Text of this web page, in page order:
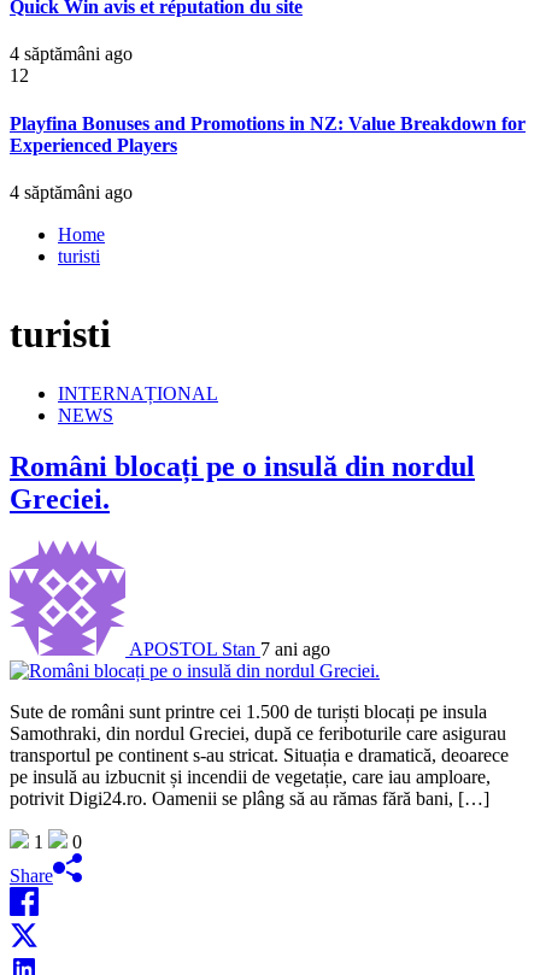
Quick Win avis et réputation du site
4 săptămâni ago
12
Playfina Bonuses and Promotions in NZ: Value Breakdown for
Experienced Players
4 săptămâni ago
Home
turisti
turisti
INTERNAȚIONAL
NEWS
Români blocați pe o insulă din nordul
Greciei.
APOSTOL Stan 7 ani ago
Sute de români sunt printre cei 1.500 de turiști blocați pe insula
Samothraki, din nordul Greciei, după ce feriboturile care asigurau
transportul pe continent s-au stricat. Situația e dramatică, deoarece
pe insulă au izbucnit și incendii de vegetație, care iau amploare,
potrivit Digi24.ro. Oamenii se plâng să au rămas fără bani, […]
1
0
Share